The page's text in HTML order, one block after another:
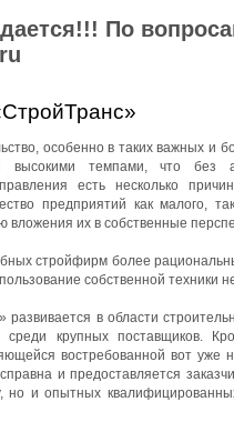
По
особенно в таких важных и
высокими темпами, что без
есть несколько
предприятий как малого,
вложения их в собственные
стройфирм более
собственной техники
в области
крупных поставщиков.
востребованной вот уже
и предоставляется
но и опытных